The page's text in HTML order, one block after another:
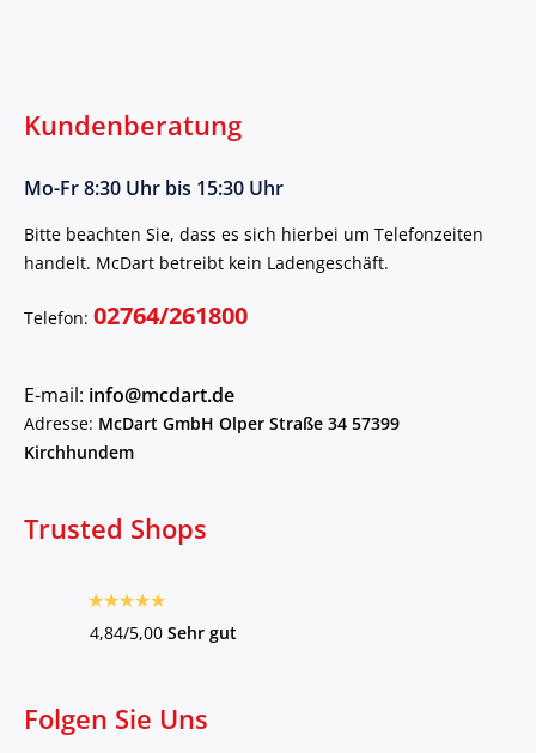
Kundenberatung
Mo-Fr 8:30 Uhr bis 15:30 Uhr
Bitte beachten Sie, dass es sich hierbei um Telefonzeiten
handelt. McDart betreibt kein Ladengeschäft.
Telefon: 02764/261800
E-mail: info@mcdart.de
Adresse: McDart GmbH Olper Straße 34 57399
Kirchhundem
Trusted Shops
4,84/5,00 Sehr gut
Folgen Sie Uns